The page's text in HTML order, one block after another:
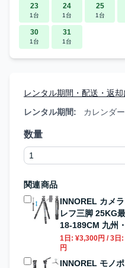
23
1台
24
1台
25
1台
30
1台
31
1台
レンタル期間・配送・返
レンタル期間:
カレンダ
数量
関連商品
INNOREL カメ
レフ三脚 25KG
18-189CM 九州
1日: ¥3,300円 / 3日:
円
INNOREL モノ